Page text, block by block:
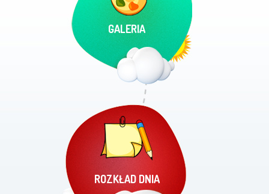
GALERIA
ROZKŁAD DNIA